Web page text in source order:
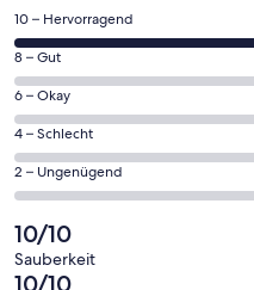
einem
neuen
Fenster
geöffnet
5
von
insgesamt
5
Gästebewertungen
haben
eine
Bewertung
von
10
-
10 – Hervorragend
0
von
insgesamt
5
Gästebewertungen
haben
Bewertung
von
8 – Gut
0
von
insgesamt
5
Gästebewertungen
haben
eine
Bewertung
6 – Okay
0
von
insgesamt
Gästebewertungen
haben
4 – Schlecht
0
von
insgesamt
5
Gästebewertungen
2 – Ungenügend
10/10
Sauberkeit